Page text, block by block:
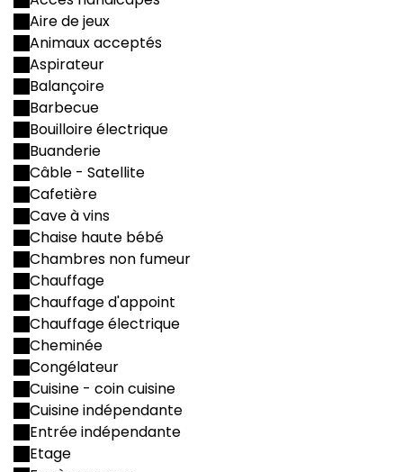
Aire de jeux
Animaux acceptés
Aspirateur
Balançoire
Barbecue
Bouilloire électrique
Buanderie
Câble - Satellite
Cafetière
Cave à vins
Chaise haute bébé
Chambres non fumeur
Chauffage
Chauffage d'appoint
Chauffage électrique
Cheminée
Congélateur
Cuisine - coin cuisine
Cuisine indépendante
Entrée indépendante
Etage